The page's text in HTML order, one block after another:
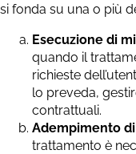
si fonda su una o più
Esecuzione di
quando il
richieste
lo preveda,
contrattuali.
Adempimento
trattamento è